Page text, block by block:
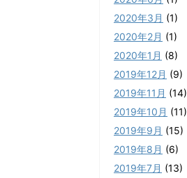
2020年3月 (1)
2020年2月 (1)
2020年1月 (8)
2019年12月 (9)
2019年11月 (14)
2019年10月 (11)
2019年9月 (15)
2019年8月 (6)
2019年7月 (13)